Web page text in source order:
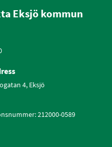
Eksjö kommun
4, Eksjö
212000-0589